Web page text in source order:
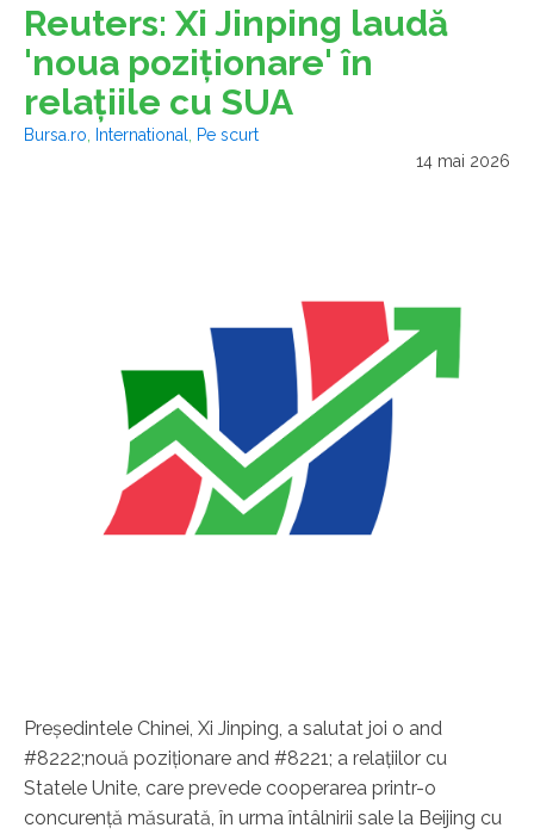
Reuters: Xi Jinping laudă
'noua poziţionare' în
relaţiile cu SUA
Bursa.ro International
Pe scurt
14 mai 2026
Preşedintele Chinei, Xi Jinping, a salutat joi o and
#8222;nouă poziţionare and #8221; a relaţiilor cu
Statele Unite, care prevede cooperarea printr-o
concurenţă măsurată, în urma întâlnirii sale la Beijing cu